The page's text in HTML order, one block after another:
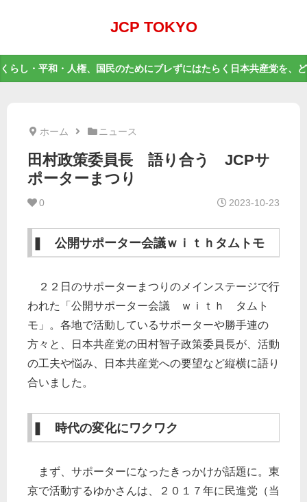
JCP TOKYO
くらし・平和・人権、国民のためにブレずにはたらく日本共産党を、
ホーム ニュース
田村政策委員長 語り合う JCPサ
ポーターまつり
0 2023-10-23
❚ 公開サポーター会議ｗｉｔｈタムトモ
２２日のサポーターまつりのメインステージで行
われた「公開サポーター会議 ｗｉｔｈ タムト
モ」。各地で活動しているサポーターや勝手連の
方々と、日本共産党の田村智子政策委員長が、活動
の工夫や悩み、日本共産党への要望など縦横に語り
合いました。
❚ 時代の変化にワクワク
まず、サポーターになったきっかけが話題に。東
京で活動するゆかさんは、２０１７年に民進党（当